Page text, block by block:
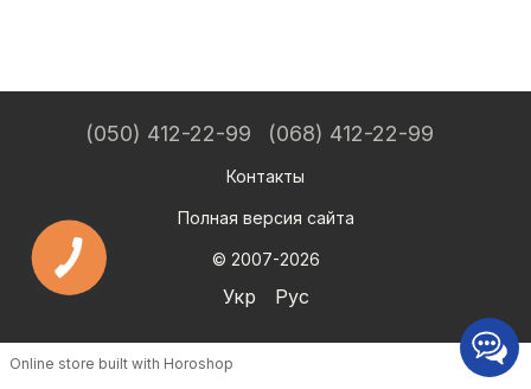
(050) 412-22-99 (068) 412-22-99
Контакты
Полная версия сайта
© 2007-2026
Укр Рус
Online store built with Horoshop